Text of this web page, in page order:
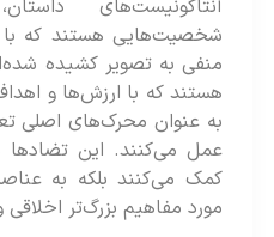
آنتاگونیست‌های داستان،
شخصیت‌هایی هستند که با
منفی به تصویر کشیده شده‌‌اند.
هستند که با ارزش‌ها و اهداف
به عنوان محرک‌های اصلی
عمل می‌کنند. این تضادها نه
کمک می‌کنند بلکه به عناصری
مورد مفاهیم بزرگ‌تر اخلاقی و